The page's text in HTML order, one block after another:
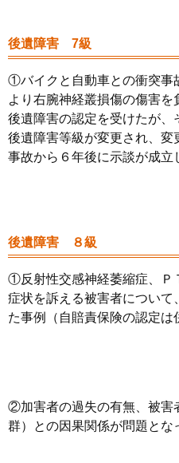
後遺障害 7級
①バイクと自動車との衝突事
より右腕神経叢損傷の傷害を
後遺障害の認定を受けたが、
後遺障害等級が変更され、 変
事故から６年後に示談が成立
後遺障害 ８級
①反射性交感神経萎縮症、Ｐ
症状を訴える被害者について
た事例（自賠責保険の認定は
②加害者の過失の有無、被害
群）との因果関係が問題とな